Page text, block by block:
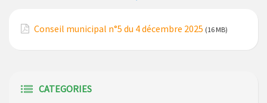
Conseil municipal n°5 du 4 décembre 2025 (16 MB)
CATEGORIES